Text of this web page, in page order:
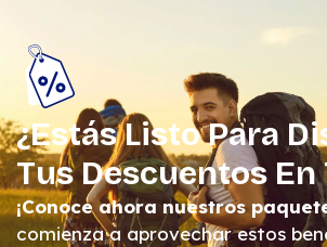
¿Estás Listo Para
Tus Descuentos En
¡Conoce ahora nuestros
comienza a aprovechar estos